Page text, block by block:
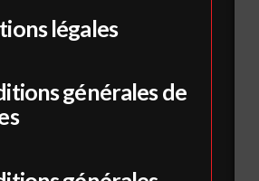
légales
générales de